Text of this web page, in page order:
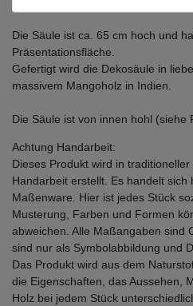
Die Säule ist ca. 65 cm hoch und
Präsentationsfläche.
Gefertigt wird die Dekosäule in
massivem Mangoholz in Indien.
Die Säule ist von innen hohl (siehe
Achtung Handarbeit:
Dieses Produkt wird in
Handarbeit erstellt. Es handelt sich
Maßenware. Hier ist jedes Stück
Musterung, Farben und Formen
abweichen. Alle Maßangaben sind
sind nur als Symbolabbildung und
Das Produkt wird aus dem
die Eigenschaften, das Aussehen,
Holz bei jedem Stück